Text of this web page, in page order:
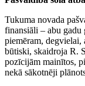
Tukuma novada
finansiāli – abu gadu
piemēram,
būtiski, skaidroja R.
pozīcijām mainītos,
nekā sākotnēji